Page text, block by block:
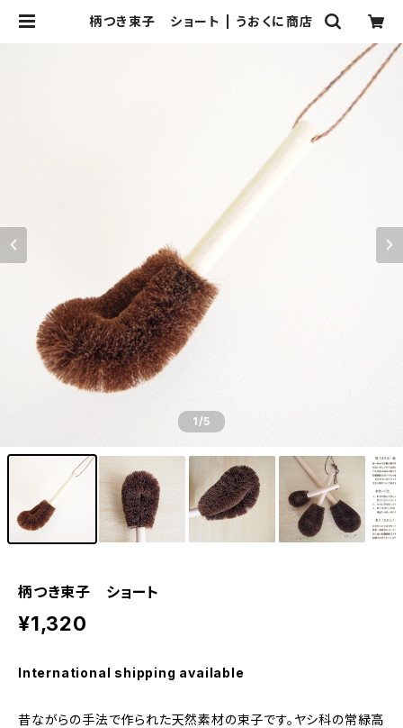
柄つき束子 ショート | うおくに商店
1/5
柄つき束子 ショート
¥1,320
International shipping available
昔ながらの手法で作られた天然素材の束子です。ヤシ科の常緑高